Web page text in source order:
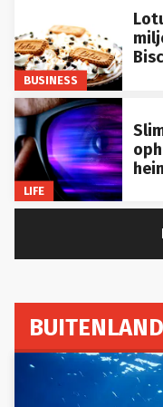
BUSINESS
LIFE
BUITENLAND